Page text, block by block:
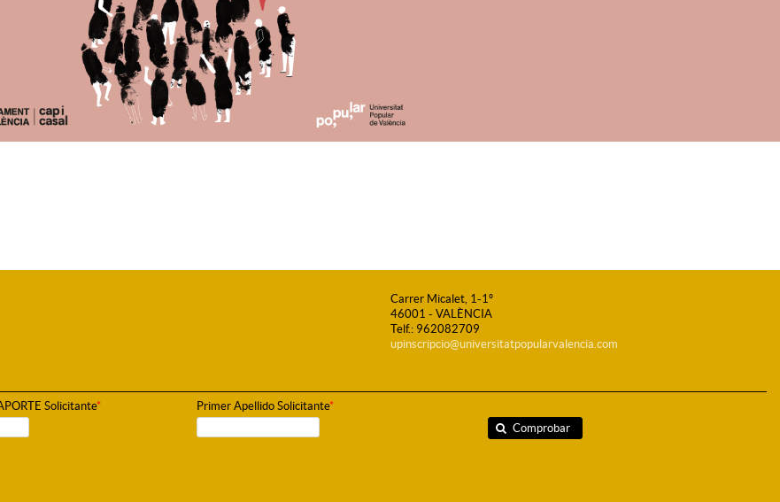
Carrer Micalet, 1-1º
46001 - VALÈNCIA
Telf.: 962082709
upinscripcio@universitatpopularvalencia.com
Solicitante* Primer Apellido Solicitante*
Comprobar